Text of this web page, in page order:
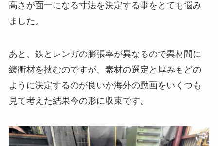
高さが面一になる寸法を決定する事をとても悩み
ました。
あと、鉄とレンガの膨張率が異なるので異材間に
緩衝材を挟むのですが、素材の選定と厚みもどの
ように決定するのが良いか海外の動画をいくつも
見て考えた結果今の形に収束です。